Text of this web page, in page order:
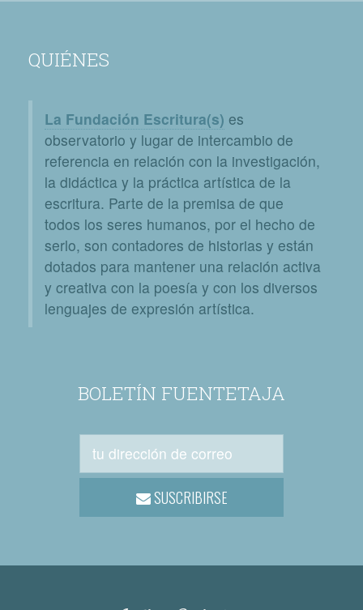
QUIÉNES
La Fundación Escritura(s) es
observatorio y lugar de intercambio de
referencia en relación con la investigación,
la didáctica y la práctica artística de la
escritura. Parte de la premisa de que
todos los seres humanos, por el hecho de
serlo, son contadores de historias y están
dotados para mantener una relación activa
y creativa con la poesía y con los diversos
lenguajes de expresión artística.
BOLETÍN FUENTETAJA
SUSCRIBIRSE